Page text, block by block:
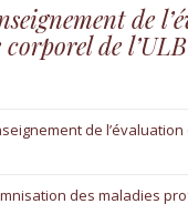
de
de l’ULB
de
des maladies